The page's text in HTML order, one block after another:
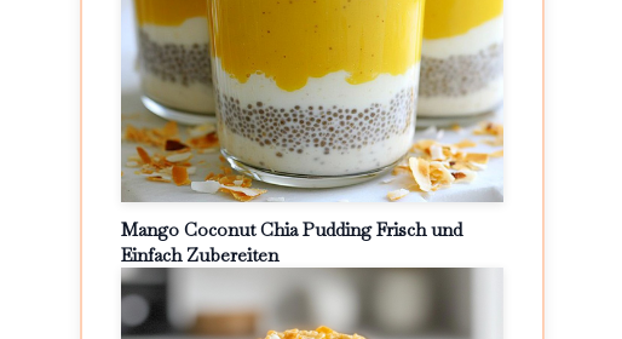
Mango Coconut Chia Pudding Frisch und
Einfach Zubereiten